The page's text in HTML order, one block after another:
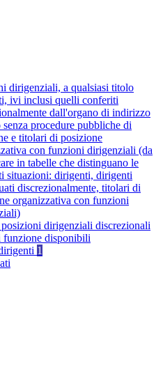
dirigenziali, a qualsiasi titolo
ivi inclusi quelli conferiti
dall'organo di indirizzo
procedure pubbliche di
e titolari di posizione
con funzioni dirigenziali (da
in tabelle che distinguano le
situazioni: dirigenti, dirigenti
discrezionalmente, titolari di
organizzativa con funzioni
dirigenziali discrezionali
funzione disponibili
1